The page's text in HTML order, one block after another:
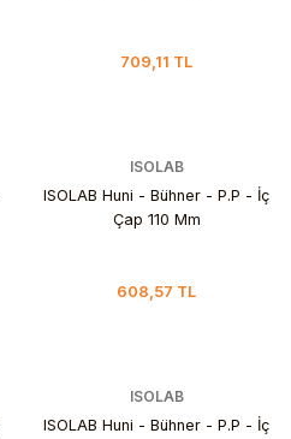
709,11 TL
ISOLAB
ISOLAB Huni - Bühner - P.P - İç
Çap 110 Mm
608,57 TL
ISOLAB
ISOLAB Huni - Bühner - P.P - İç